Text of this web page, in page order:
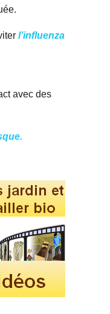
l’influenza
avec des